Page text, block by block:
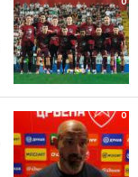
0